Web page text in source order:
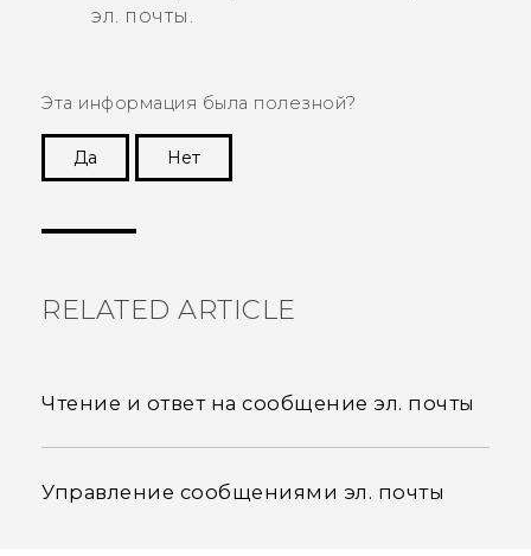
эл. почты.
Эта информация была полезной?
Да
Нет
RELATED ARTICLE
Чтение и ответ на сообщение эл. почты
Управление сообщениями эл. почты